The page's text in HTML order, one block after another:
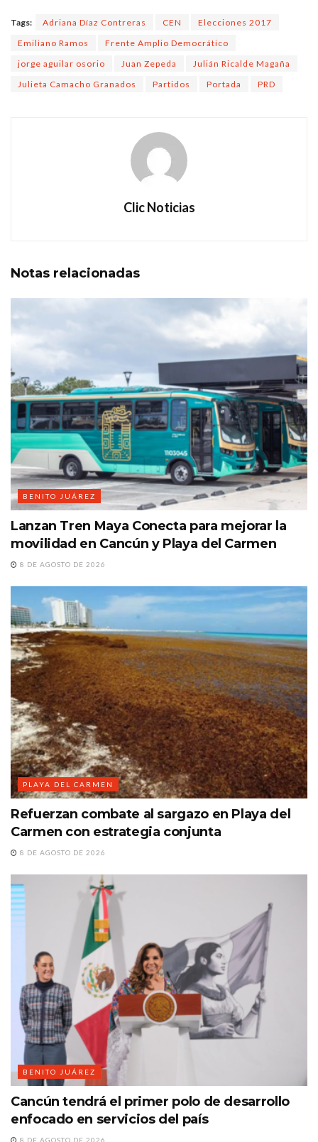
Tags: Adriana Díaz Contreras CEN
Elecciones 2017
Emiliano Ramos
Frente Amplio Democrático
jorge aguilar osorio
Juan Zepeda
Julián Ricalde Magaña
Julieta Camacho Granados
Partidos Portada PRD
Clic Noticias
Notas relacionadas
BENITO JUÁREZ
Lanzan Tren Maya Conecta para mejorar la
movilidad en Cancún y Playa del Carmen
8 DE AGOSTO DE 2026
PLAYA DEL CARMEN
Refuerzan combate al sargazo en Playa del
Carmen con estrategia conjunta
8 DE AGOSTO DE 2026
BENITO JUÁREZ
Cancún tendrá el primer polo de desarrollo
enfocado en servicios del país
8 DE AGOSTO DE 2026